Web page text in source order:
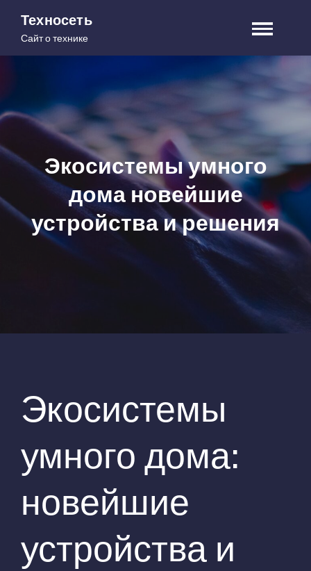
Техносеть
Сайт о технике
Экосистемы умного
дома новейшие
устройства и решения
Экосистемы
умного дома:
новейшие
устройства и